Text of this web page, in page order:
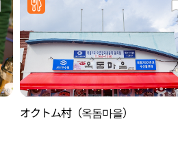
オクトム村（옥돔마을）